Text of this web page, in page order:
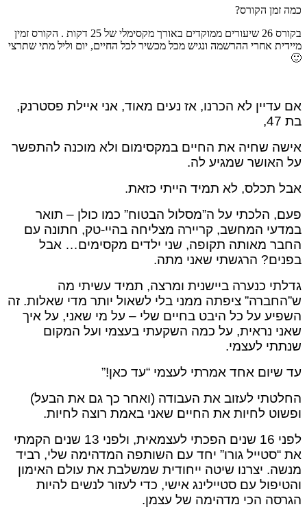
כמה זמן הקורס?
בקורס 26 שיעורים ממוקדים באורך מקסימלי של 25 דקות . הקורס זמין
מיידית אחרי ההרשמה ונגיש מכל מכשיר לכל החיים, יום וליל מתי שתרצי
🙂
אם עדיין לא הכרנו, אז נעים מאוד, אני איילת פסטרנק,
בת 47,
אישה שחיה את החיים במקסימום ולא מוכנה להתפשר
על האושר שמגיע לה.
אבל תכלס, לא תמיד הייתי כזאת.
פעם, הלכתי על ה”מסלול הבטוח” כמו כולן – תואר
במדעי המחשב, קריירה מצליחה בהיי-טק, חתונה עם
החבר מאותה תקופה, שני ילדים מקסימים… אבל
בפנים? הרגשתי שאני מתה.
גדלתי כנערה ביישנית ומרצה, תמיד עשיתי מה
ש”החברה” ציפתה ממני בלי לשאול יותר מדי שאלות. זה
השפיע על כל היבט בחיים שלי – על מי שאני, על איך
שאני נראית, על כמה השקעתי בעצמי ועל המקום
שנתתי לעצמי.
עד שיום אחד אמרתי לעצמי “עד כאן!”
החלטתי לעזוב את העבודה (ואחר כך גם את הבעל)
ופשוט לחיות את החיים שאני באמת רוצה לחיות.
לפני 16 שנים הפכתי לעצמאית, ולפני 13 שנים הקמתי
את “סטייל גורו” יחד עם השותפה המדהימה שלי, רביד
מנשה. יצרנו שיטה ייחודית שמשלבת את עולם האימון
והטיפול עם סטיילינג אישי, כדי לעזור לנשים להיות
הגרסה הכי מדהימה של עצמן.